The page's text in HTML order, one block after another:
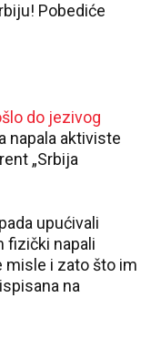
Pobediće
do jezivog
napala aktiviste
„Srbija
upućivali
fizički napali
misle i zato što im
na